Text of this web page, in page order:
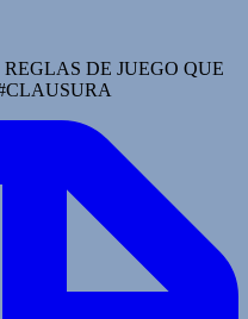
DE JUEGO QUE